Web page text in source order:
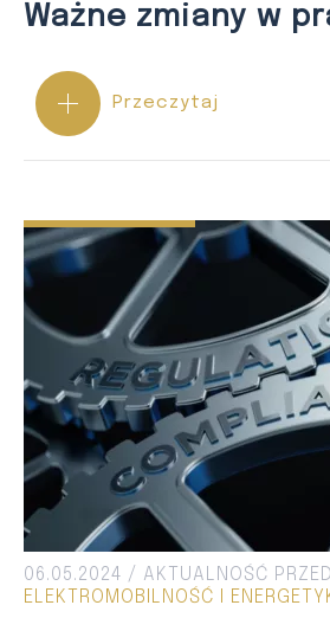
Ważne zmiany w
Przeczytaj
06.05.2024 / AKTUALNOŚĆ
ELEKTROMOBILNOŚĆ I